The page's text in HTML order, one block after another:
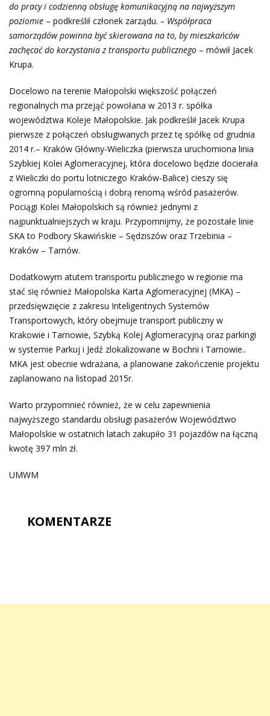
do pracy i codzienną obsługę komunikacyjną na najwyższym
poziomie – podkreślił członek zarządu. – Współpraca
samorządów powinna być skierowana na to, by mieszkańców
zachęcać do korzystania z transportu publicznego – mówił Jacek
Krupa.
Docelowo na terenie Małopolski większość połączeń
regionalnych ma przejąć powołana w 2013 r. spółka
województwa Koleje Małopolskie. Jak podkreślił Jacek Krupa
pierwsze z połączeń obsługiwanych przez tę spółkę od grudnia
2014 r.– Kraków Główny-Wieliczka (pierwsza uruchomiona linia
Szybkiej Kolei Aglomeracyjnej, która docelowo będzie docierała
z Wieliczki do portu lotniczego Kraków-Balice) cieszy się
ogromną popularnością i dobrą renomą wśród pasażerów.
Pociągi Kolei Małopolskich są również jednymi z
najpunktualniejszych w kraju. Przypomnijmy, że pozostałe linie
SKA to Podbory Skawińskie – Sędziszów oraz Trzebinia –
Kraków – Tarnów.
Dodatkowym atutem transportu publicznego w regionie ma
stać się również Małopolska Karta Aglomeracyjnej (MKA) –
przedsięwzięcie z zakresu Inteligentnych Systemów
Transportowych, który obejmuje transport publiczny w
Krakowie i Tarnowie, Szybką Kolej Aglomeracyjną oraz parkingi
w systemie Parkuj i Jedź zlokalizowane w Bochni i Tarnowie..
MKA jest obecnie wdrażana, a planowane zakończenie projektu
zaplanowano na listopad 2015r.
Warto przypomnieć również, że w celu zapewnienia
najwyższego standardu obsługi pasażerów Województwo
Małopolskie w ostatnich latach zakupiło 31 pojazdów na łączną
kwotę 397 mln zł.
UMWM
KOMENTARZE